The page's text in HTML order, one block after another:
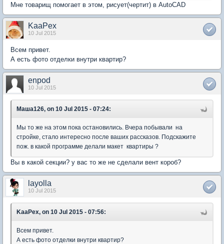
Мне товарищ помогает в этом, рисует(чертит) в AutoCAD
KaaPex
10 Jul 2015
Всем привет.
А есть фото отделки внутри квартир?
enpod
10 Jul 2015
Маша126, on 10 Jul 2015 - 07:24:
Мы то же на этом пока остановились. Вчера побывали на
стройке, стало интересно после ваших рассказов. Подскажите
пож. в какой программе делали макет квартиры ?
Вы в какой секции? у вас то же не сделали вент короб?
layolla
10 Jul 2015
KaaPex, on 10 Jul 2015 - 07:56:
Всем привет.
А есть фото отделки внутри квартир?